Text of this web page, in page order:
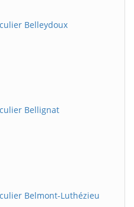
Belleydoux
Bellignat
Belmont-Luthézieu